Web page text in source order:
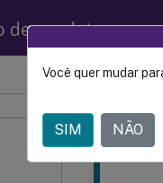
de produtos
Este
Você quer mudar
SIM NÃO